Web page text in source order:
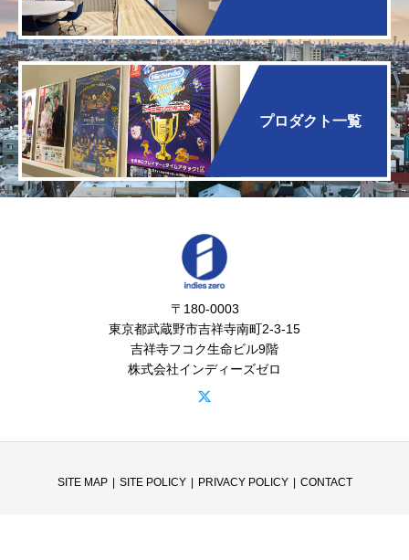
プロダクト一覧
〒180-0003
東京都武蔵野市吉祥寺南町2-3-15
吉祥寺フコク生命ビル9階
株式会社インディーズゼロ
SITE MAP SITE POLICY PRIVACY POLICY CONTACT